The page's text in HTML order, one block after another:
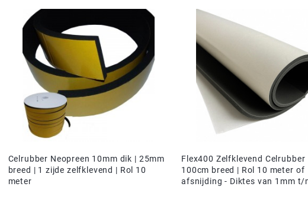
Celrubber Neopreen 10mm dik | 25mm
breed | 1 zijde zelfklevend | Rol 10
meter
Flex400 Zelfklevend Celrubber
100cm breed | Rol 10 meter of
afsnijding - Diktes van 1mm t/